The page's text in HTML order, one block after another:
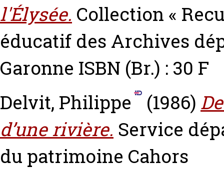
l'Élysée. Collection «
éducatif des Archives
Garonne ISBN (Br.) : 30 F
Delvit, Philippe
(1986)
d’une rivière. Service
du patrimoine Cahors